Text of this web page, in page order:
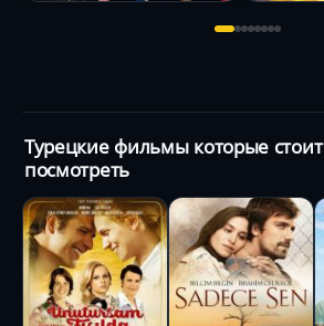
Турецкие фильмы которые стоит
посмотреть